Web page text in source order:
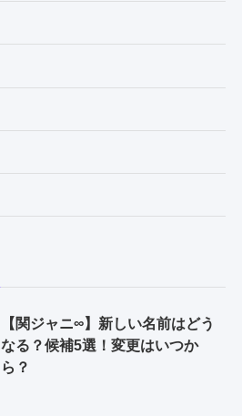
【関ジャニ∞】新しい名前はどう
なる？候補5選！変更はいつか
ら？